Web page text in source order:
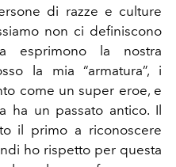
di razze e culture
non ci definiscono
esprimono la nostra
la mia “armatura”, i
come un super eroe, e
ha un passato antico. Il
il primo a riconoscere
ho rispetto per questa